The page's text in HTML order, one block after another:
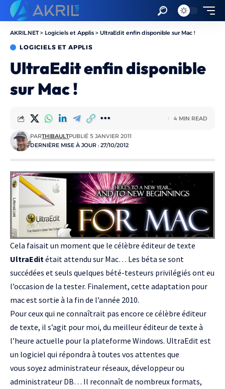
AKRIL.NET> Logiciels et Applis > UltraEdit enfin disponible sur Mac !
LOGICIELS ET APPLIS
UltraEdit enfin disponible
sur Mac !
DERNIÈRE MISE À JOUR : 27/10/2012
PARTHIBAULTPUBLIÉ 5 JANVIER 2011
4 MIN READ
Cela faisait un moment que le célèbre éditeur de texte
UltraEdit était attendu sur Mac… Les béta se sont
succédées et seuls quelques bété-testeurs privilégiés ont eu
l’occasion de la tester. Finalement, cette adaptation pour
mac est sortie à la fin de l’année 2010.
Pour ceux qui ne connaîtrait pas encore ce célèbre éditeur
de texte, il s’agit pour moi, du meilleur éditeur de texte à
l’heure actuelle pour la plateforme Windows. UltraEdit est
un logiciel qui répondra à toutes vos attentes que
vous soyez administrateur réseaux, développeur ou
administrateur DB… Il reconnaît de nombreux formats,